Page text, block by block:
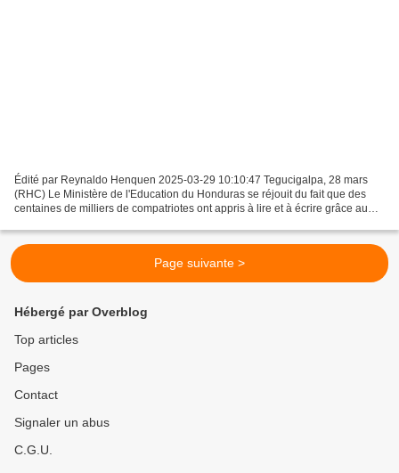
Édité par Reynaldo Henquen 2025-03-29 10:10:47 Tegucigalpa, 28 mars
(RHC) Le Ministère de l'Education du Honduras se réjouit du fait que des
centaines de milliers de compatriotes ont appris à lire et à écrire grâce au
Page suivante >
Hébergé par Overblog
Top articles
Pages
Contact
Signaler un abus
C.G.U.